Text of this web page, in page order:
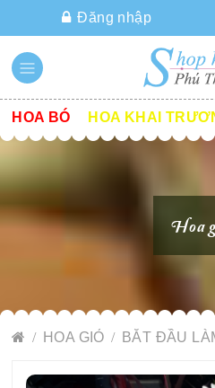
Đăng nhập
HOA BÓ HOA KHAI
Hoa
HOA GIỎ BẮT ĐẦU